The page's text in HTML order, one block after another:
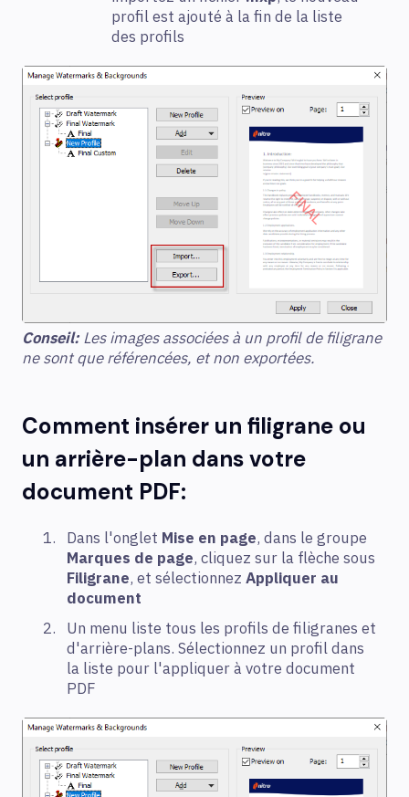
profil est ajouté à la fin de la liste
des profils
Conseil: Les images associées à un profil de filigrane
ne sont que référencées, et non exportées.
Comment insérer un filigrane ou
un arrière-plan dans votre
document PDF:
Dans l'onglet Mise en page, dans le groupe
Marques de page, cliquez sur la flèche sous
Filigrane, et sélectionnez Appliquer au
document
Un menu liste tous les profils de filigranes et
d'arrière-plans. Sélectionnez un profil dans
la liste pour l'appliquer à votre document
PDF